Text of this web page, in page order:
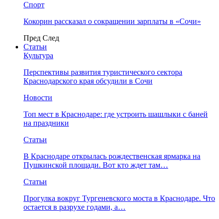
Спорт
Кокорин рассказал о сокращении зарплаты в «Сочи»
Пред След
Статьи
Культура
Перспективы развития туристического сектора
Краснодарского края обсудили в Сочи
Новости
Топ мест в Краснодаре: где устроить шашлыки с баней
на праздники
Статьи
В Краснодаре открылась рождественская ярмарка на
Пушкинской площади. Вот кто ждет там…
Статьи
Прогулка вокруг Тургеневского моста в Краснодаре. Что
остается в разрухе годами, а…